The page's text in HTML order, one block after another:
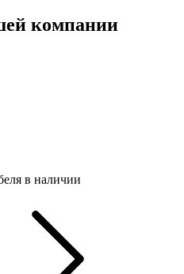
компании
в наличии